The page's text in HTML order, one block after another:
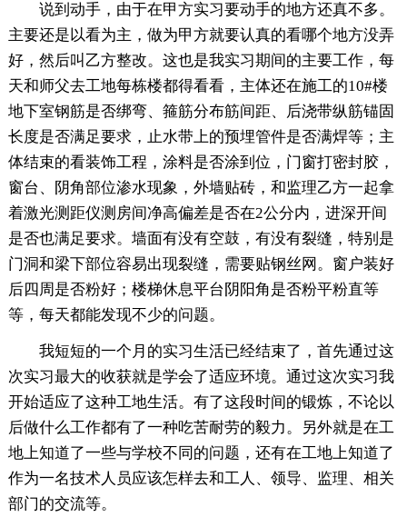
说到动手，由于在甲方实习要动手的地方还真不多。
主要还是以看为主，做为甲方就要认真的看哪个地方没弄
好，然后叫乙方整改。这也是我实习期间的主要工作，每
天和师父去工地每栋楼都得看看，主体还在施工的10#楼
地下室钢筋是否绑弯、箍筋分布筋间距、后浇带纵筋锚固
长度是否满足要求，止水带上的预埋管件是否满焊等；主
体结束的看装饰工程，涂料是否涂到位，门窗打密封胶，
窗台、阴角部位渗水现象，外墙贴砖，和监理乙方一起拿
着激光测距仪测房间净高偏差是否在2公分内，进深开间
是否也满足要求。墙面有没有空鼓，有没有裂缝，特别是
门洞和梁下部位容易出现裂缝，需要贴钢丝网。窗户装好
后四周是否粉好；楼梯休息平台阴阳角是否粉平粉直等
等，每天都能发现不少的问题。
我短短的一个月的实习生活已经结束了，首先通过这
次实习最大的收获就是学会了适应环境。通过这次实习我
开始适应了这种工地生活。有了这段时间的锻炼，不论以
后做什么工作都有了一种吃苦耐劳的毅力。另外就是在工
地上知道了一些与学校不同的问题，还有在工地上知道了
作为一名技术人员应该怎样去和工人、领导、监理、相关
部门的交流等。